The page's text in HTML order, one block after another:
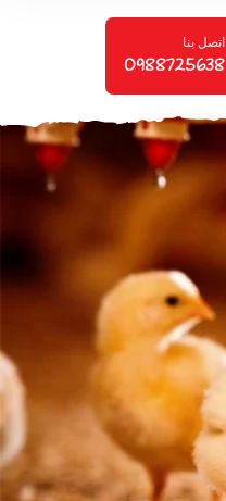
اتصل بنا
0988725638